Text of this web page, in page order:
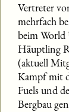
Vertreter
mehrfach
beim World
Häuptling
(aktuell
Kampf mit
Fuels und
Bergbau